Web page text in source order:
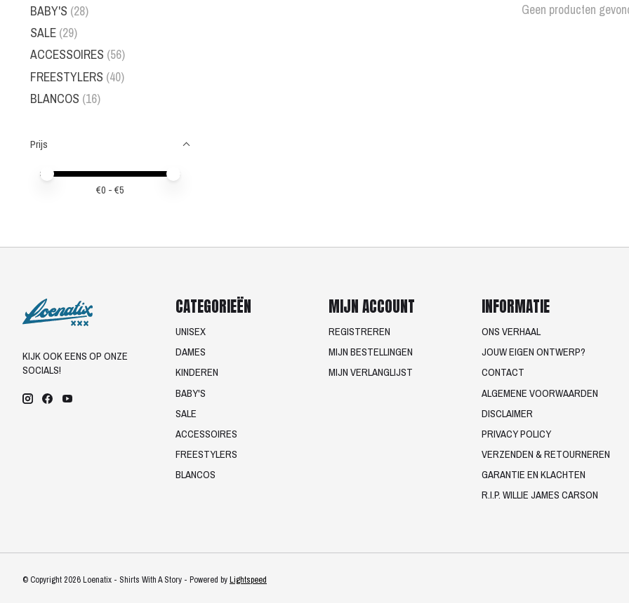
BABY'S (28)
SALE (29)
ACCESSOIRES (56)
FREESTYLERS (40)
BLANCOS (16)
Prijs
Minimale prijswaarde
Price maximum value
€0 - €5
Geen producten
KIJK OOK EENS OP ONZE
SOCIALS!
CATEGORIEËN
UNISEX
DAMES
KINDEREN
BABY'S
SALE
ACCESSOIRES
FREESTYLERS
BLANCOS
MIJN ACCOUNT
REGISTREREN
MIJN BESTELLINGEN
MIJN VERLANGLIJST
INFORMATIE
ONS VERHAAL
JOUW EIGEN ONTWERP?
CONTACT
ALGEMENE VOORWAARDEN
DISCLAIMER
PRIVACY POLICY
VERZENDEN & RETOURNEREN
GARANTIE EN KLACHTEN
R.I.P. WILLIE JAMES CARSON
© Copyright 2026 Loenatix - Shirts With A Story - Powered byLightspeed